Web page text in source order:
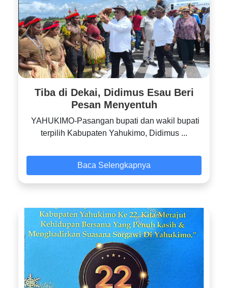
Tiba di Dekai, Didimus Esau Beri
Pesan Menyentuh
YAHUKIMO-Pasangan bupati dan wakil bupati
terpilih Kabupaten Yahukimo, Didimus ...
Baca Selengkapnya